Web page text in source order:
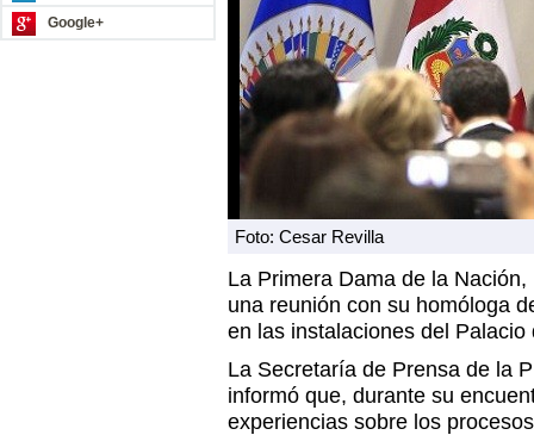
Google+
Foto: Cesar Revilla
La Primera Dama de la Nación,
una reunión con su homóloga
en las instalaciones del Palacio
La Secretaría de Prensa de la
informó que, durante su
experiencias sobre los